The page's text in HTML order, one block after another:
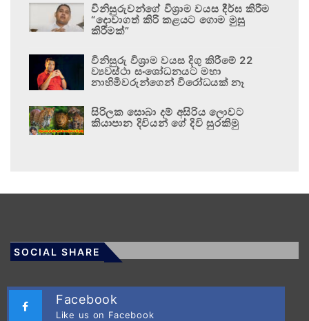
විනිසුරුවන්ගේ විශ්‍රාම වයස දීර්ඝ කිරීම
“දොවාගත් කිරි කළයට ගොම මුසු
කිරීමක්”
විනිසුරු විශ්‍රාම වයස දිගු කිරීමේ 22
ව්‍යවස්ථා සංශෝධනයට මහා
නාහිමිවරුන්ගෙන් විරෝධයක් නෑ
සිරිලක සොබා දම් අසිරිය ලොවට
කියාපාන දිවියන් ගේ දිවි සුරකිමු
SOCIAL SHARE
Facebook
Like us on Facebook